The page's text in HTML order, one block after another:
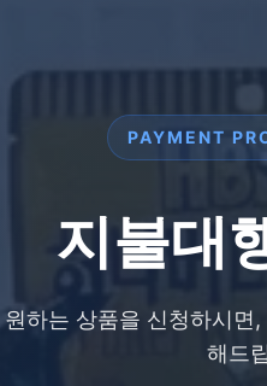
PAYMENT
지불대
하는 상품을 신청하시면
해드